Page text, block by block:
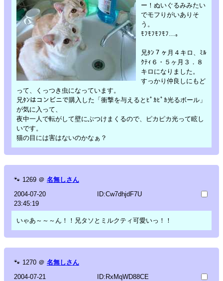
ー！ぬいぐるみみたい
でモフりがいありそ
う。
ﾓﾌﾓﾌﾓﾌﾓﾌ…。
兄ﾀﾝ７ヶ月４キロ、ﾐﾙ
ｸﾃｨ６・５ヶ月３．８
キロになりました。
すっかり仲良しにもど
って、くっつき虫になっています。
兄ﾀﾝはコンビニで購入した「衝撃を与えるとﾋﾟｶﾋﾟｶ光るボール」
が気に入って、
夜中一人で転がして壁にぶつけまくるので、ピカピカ光って眩し
いです。
猫の目には害はないのかなぁ？
🐾 1269 ＠ 名無しさん
2004-07-20
23:45:19
ID:Cw7dhjdF7U
いゃあ～～～ん！！兄タソとミルクティ可愛いっ！！
🐾 1270 ＠ 名無しさん
2004-07-21
ID:RxMqWD88CE